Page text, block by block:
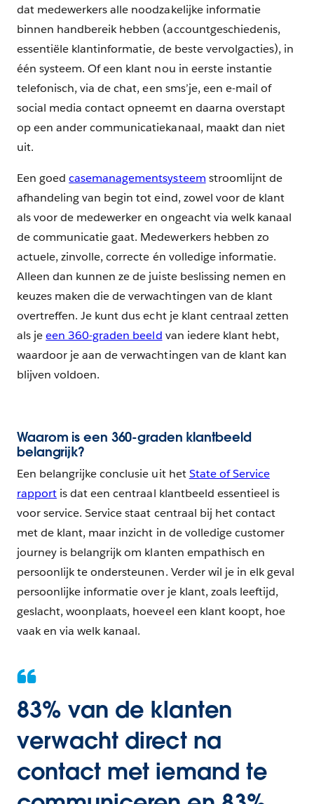
dat medewerkers alle noodzakelijke informatie
binnen handbereik hebben (accountgeschiedenis,
essentiële klantinformatie, de beste vervolgacties), in
één systeem. Of een klant nou in eerste instantie
telefonisch, via de chat, een sms’je, een e-mail of
social media contact opneemt en daarna overstapt
op een ander communicatiekanaal, maakt dan niet
uit.
Een goedcasemanagementsysteem stroomlijnt de
afhandeling van begin tot eind, zowel voor de klant
als voor de medewerker en ongeacht via welk kanaal
de communicatie gaat. Medewerkers hebben zo
actuele, zinvolle, correcte én volledige informatie.
Alleen dan kunnen ze de juiste beslissing nemen en
keuzes maken die de verwachtingen van de klant
overtreffen. Je kunt dus echt je klant centraal zetten
als jeeen 360-graden beeld van iedere klant hebt,
waardoor je aan de verwachtingen van de klant kan
blijven voldoen.
Waarom is een 360-graden klantbeeld
belangrijk?
Een belangrijke conclusie uit hetState of Service
rapport is dat een centraal klantbeeld essentieel is
voor service. Service staat centraal bij het contact
met de klant, maar inzicht in de volledige customer
journey is belangrijk om klanten empathisch en
persoonlijk te ondersteunen. Verder wil je in elk geval
persoonlijke informatie over je klant, zoals leeftijd,
geslacht, woonplaats, hoeveel een klant koopt, hoe
vaak en via welk kanaal.
83% van de klanten
verwacht direct na
contact met iemand te